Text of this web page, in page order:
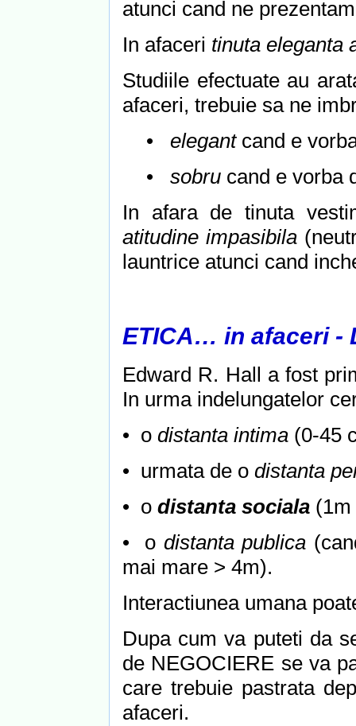
atunci cand ne
In afaceri tinuta eleganta
Studiile efectuate au
afaceri, trebuie sa ne
• elegant cand e
• sobru cand e vorba
In afara de tinuta
atitudine impasibila
launtrice atunci cand
ETICA… in afaceri -
Edward R. Hall a fost
In urma indelungatelor
• o distanta intima (0-45
• urmata de o distanta
• o distanta sociala
• o distanta publica
mai mare > 4m).
Interactiunea umana
Dupa cum va puteti da
de NEGOCIERE se va
care trebuie pastrata
afaceri.